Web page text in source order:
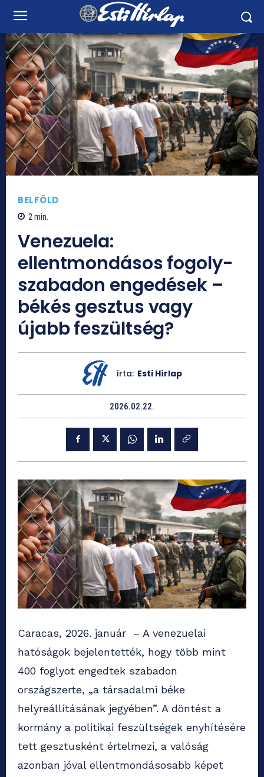
BELFÖLD
2min.
Venezuela:
ellentmondásos fogoly-
szabadon engedések –
békés gesztus vagy
újabb feszültség?
írta: Esti Hírlap
2026.02.22.
Caracas, 2026. január – A venezuelai
hatóságok bejelentették, hogy több mint
400 foglyot engedtek szabadon
országszerte, „a társadalmi béke
helyreállításának jegyében”. A döntést a
kormány a politikai feszültségek enyhítésére
tett gesztusként értelmezi, a valóság
azonban jóval ellentmondásosabb képet